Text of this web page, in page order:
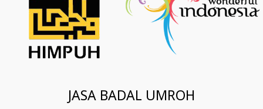
JASA BADAL UMROH